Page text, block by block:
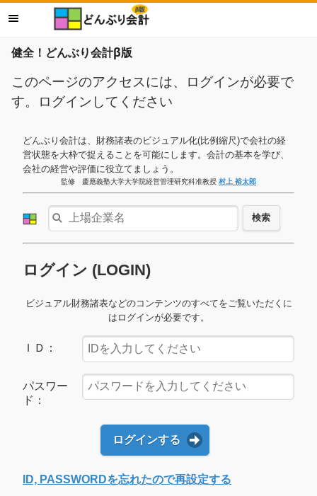
健全！どんぶり会計β版
このページのアクセスには、ログインが必要で
す。ログインしてください
どんぶり会計は、財務諸表のビジュアル化(比例縮尺)で会社の経
営状態を大枠で捉えることを可能にします。会計の基本を学び、
会社の経営や評価に役立てましょう。
監修 慶應義塾大学大学院経営管理研究科准教授 村上 裕太郎
検索
ログイン (LOGIN)
ビジュアル財務諸表などのコンテンツのすべてをご覧いただくに
はログインが必要です。
ＩＤ：
パスワー
ド：
ログインする
ID, PASSWORDを忘れたので再設定する